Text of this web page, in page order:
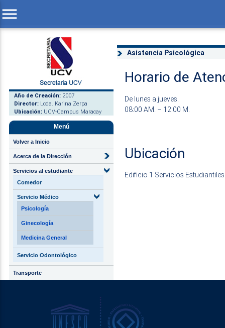
menu
Año de Creación: 2007
Director: Lcda. Karina Zerpa
Ubicación: UCV-Campus Maracay
Menú
Volver a Inicio
Acerca de la Dirección
Servicios al estudiante
Comedor
Servicio Médico
Psicología
Ginecología
Medicina General
Servicio Odontológico
Transporte
Asistencia Psicológica
Horario de
De lunes a jueves.
08:00 AM. – 12:00 M.
Ubicación
Edificio 1 Servicios